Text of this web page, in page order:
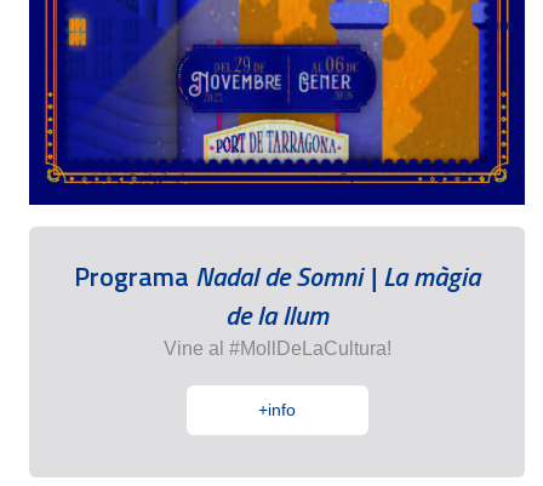
Programa Nadal de Somni | La màgia
de la llum
Vine al #MollDeLaCultura!
+info